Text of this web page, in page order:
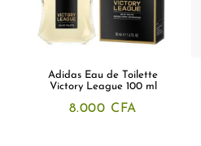
Adidas Eau de Toilette
Victory League 100 ml
8.000 CFA